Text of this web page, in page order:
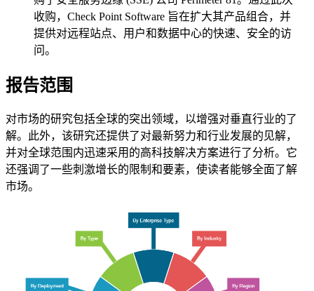
收购，Check Point Software 旨在扩大其产品组合，并
提供对远程站点、用户和数据中心的快速、安全的访
问。
报告范围
对市场的研究包括全球的突出领域，以增强对垂直行业的了
解。此外，该研究还提供了对最新努力和行业发展的见解，
并对全球范围内迅速采用的高科技解决方案进行了分析。它
还强调了一些刺激增长的限制和要素，使读者能够全面了解
市场。